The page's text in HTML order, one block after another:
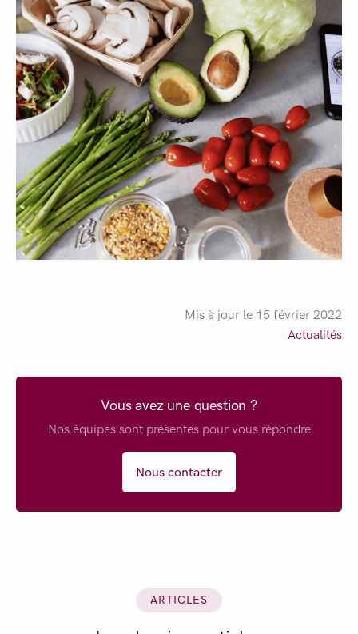
Mis à jour le 15 février 2022
Actualités
Vous avez une question ?
Nos équipes sont présentes pour vous répondre
Nous contacter
ARTICLES